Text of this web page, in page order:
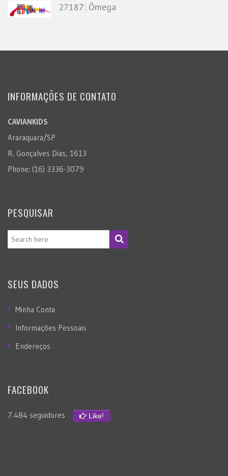
27187: Ômega
INFORMAÇÕES DE CONTATO
CAVIANKIDS
Araraquara/SP
R. Gonçalves Dias, 1613
Phone: (16) 3336-3079
PESQUISAR
SEUS DADOS
Minha Conta
Informações Pessoais
Endereços
FACEBOOK
7.484 seguidores Like!